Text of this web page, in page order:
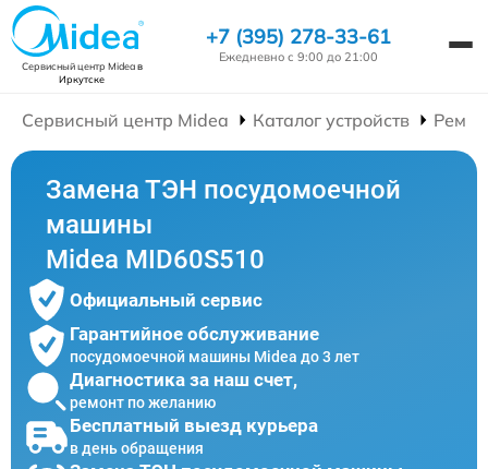
Сервисный центр Mideaв
Иркутске
+7 (395) 278-33-61
Ежедневно с 9:00 до 21:00
Сервисный центр Midea Каталог устройств
Замена ТЭН посудомоечной
машины
Midea MID60S510
Официальный сервис
Гарантийное обслуживание
посудомоечной машины Midea до 3 лет
Диагностика за наш счет,
ремонт по желанию
Бесплатный выезд курьера
в день обращения